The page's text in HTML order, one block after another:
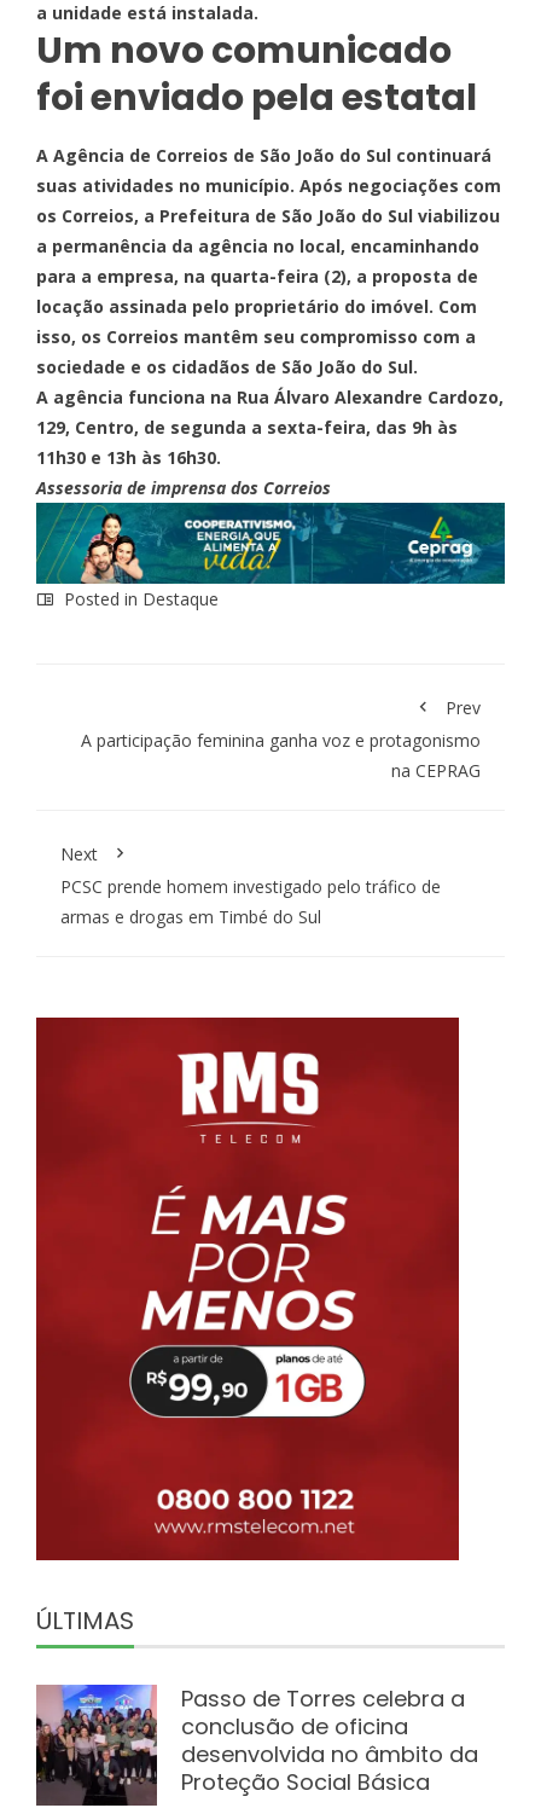
a unidade está instalada.
Um novo comunicado
foi enviado pela estatal
A Agência de Correios de São João do Sul continuará
suas atividades no município. Após negociações com
os Correios, a Prefeitura de São João do Sul viabilizou
a permanência da agência no local, encaminhando
para a empresa, na quarta-feira (2), a proposta de
locação assinada pelo proprietário do imóvel. Com
isso, os Correios mantêm seu compromisso com a
sociedade e os cidadãos de São João do Sul.
A agência funciona na Rua Álvaro Alexandre Cardozo,
129, Centro, de segunda a sexta-feira, das 9h às
11h30 e 13h às 16h30.
Assessoria de imprensa dos Correios
Posted in Destaque
Prev
A participação feminina ganha voz e protagonismo
na CEPRAG
Next
PCSC prende homem investigado pelo tráfico de
armas e drogas em Timbé do Sul
ÚLTIMAS
Passo de Torres celebra a
conclusão de oficina
desenvolvida no âmbito da
Proteção Social Básica